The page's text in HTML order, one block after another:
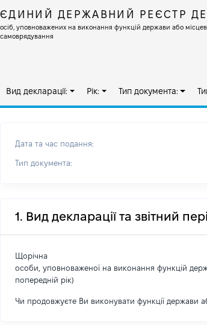
ЄДИНИЙ ДЕРЖАВНИЙ РЕЄСТР
осіб, уповноважених на виконання функцій держави або
самоврядування
Вид декларації: Рік: Тип документа:
Дата та час подання:
Тип документа:
1. Вид декларації та звітний
Щорічна
особи, уповноваженої на виконання функцій
попередній рік)
Чи продовжуєте Ви виконувати функції держави